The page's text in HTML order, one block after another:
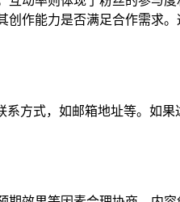
作能力是否满足合作需求
方式，如邮箱地址等。如